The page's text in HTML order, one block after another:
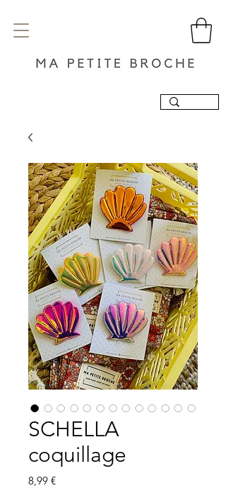
SCHELLA
coquillage
8,99 €Prix